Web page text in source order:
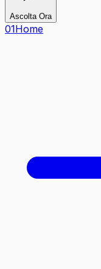
Ascolta Ora
01Home